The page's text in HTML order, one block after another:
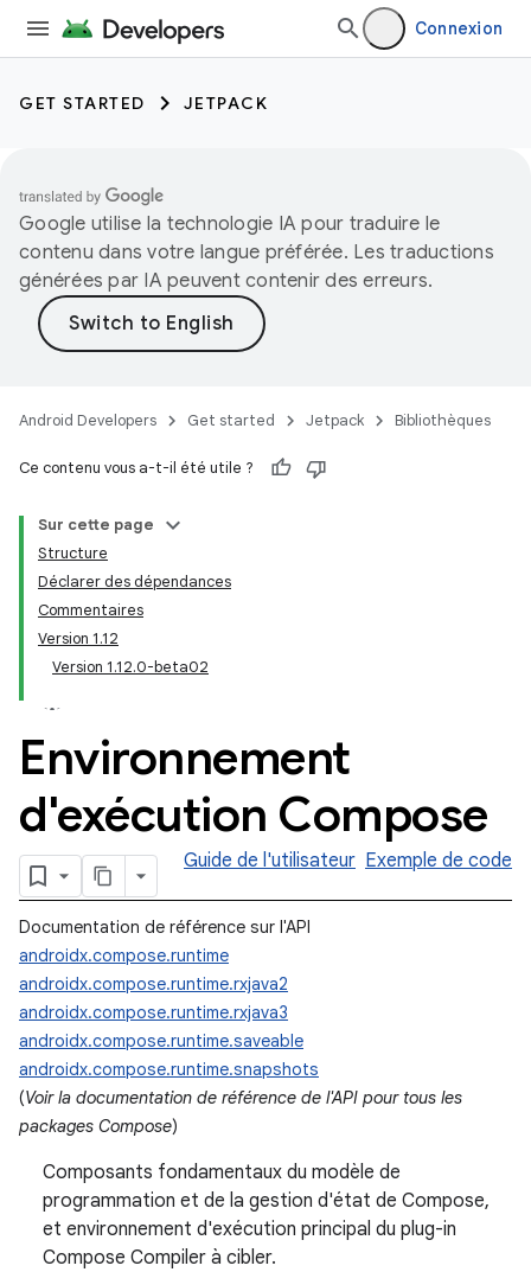
Connexion
GET STARTED JETPACK
Google utilise la technologie IA pour traduire le
contenu dans votre langue préférée. Les traductions
générées par IA peuvent contenir des erreurs.
Android Developers Get started Jetpack Bibliothèques
Ce contenu vous a-t-il été utile ?
Sur cette page
Structure
Déclarer des dépendances
Commentaires
Version 1.12
Version 1.12.0-beta02
Environnement
d'exécution Compose
Guide de l'utilisateur Exemple de code
Documentation de référence sur l'API
androidx.compose.runtime
androidx.compose.runtime.rxjava2
androidx.compose.runtime.rxjava3
androidx.compose.runtime.saveable
androidx.compose.runtime.snapshots
(Voir la documentation de référence de l'API pour tous les
packages Compose)
Composants fondamentaux du modèle de
programmation et de la gestion d'état de Compose,
et environnement d'exécution principal du plug-in
Compose Compiler à cibler.